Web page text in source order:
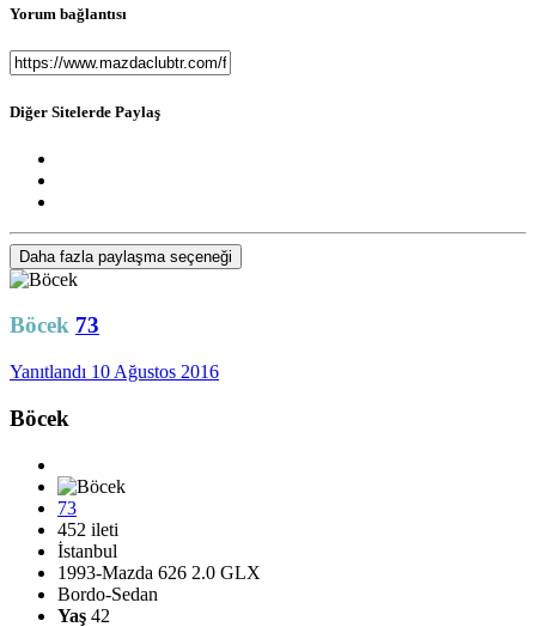
Yorum bağlantısı
Diğer Sitelerde Paylaş
Daha fazla paylaşma seçeneği
Böcek 73
Yanıtlandı 10 Ağustos 2016
Böcek
73
452 ileti
İstanbul
1993-Mazda 626 2.0 GLX
Bordo-Sedan
Yaş 42